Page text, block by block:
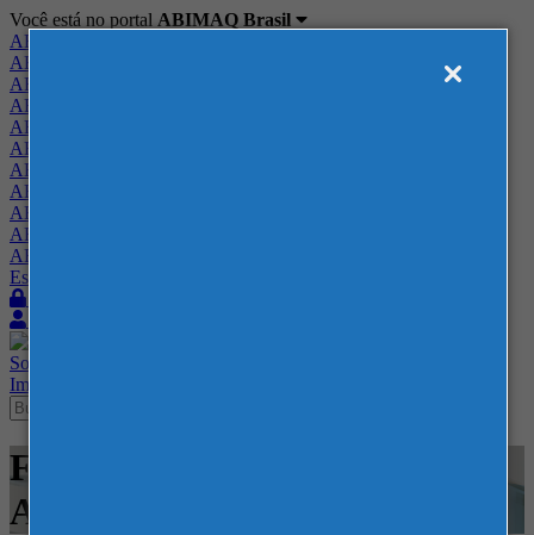
Você está no portal ABIMAQ Brasil
ABIMAQ Brasil
ABIMAQ Minas Gerais
ABIMAQ Norte-Nordeste
ABIMAQ Paraná
ABIMAQ Piracicaba
ABIMAQ Ribeirão Preto
ABIMAQ Rio de Janeiro
ABIMAQ Rio Grande do Sul
ABIMAQ Santa Catarina
ABIMAQ São Paulo
ABIMAQ Vale do Paraíba
Escritório de Relações Governamentais
Sobre
Imprensa
Feiras - Expo Center Norte -
Agrícola